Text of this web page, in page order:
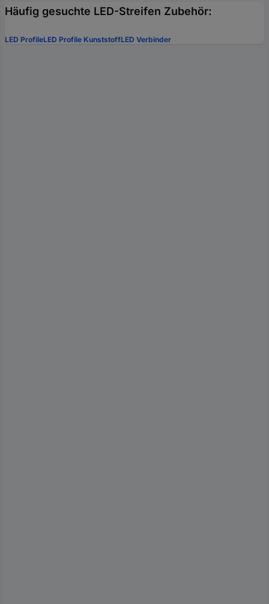
Häufig gesuchte LED-Streifen Zubehör:
LED ProfileLED Profile KunststoffLED Verbinder